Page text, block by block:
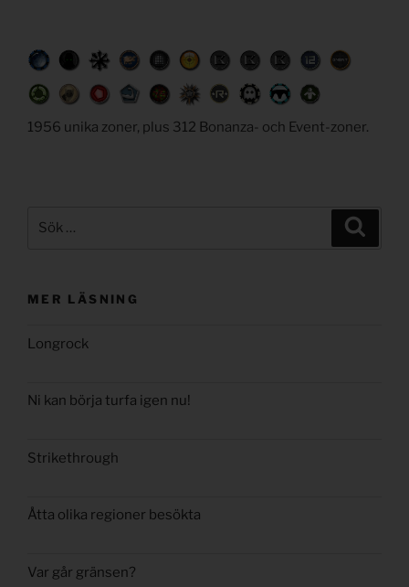
1956 unika zoner, plus 312 Bonanza- och Event-zoner.
MER LÄSNING
Longrock
Ni kan börja turfa igen nu!
Strikethrough
Åtta olika regioner besökta
Var går gränsen?